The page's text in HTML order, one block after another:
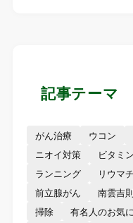
記事テーマ
がん治療 ウコン
ニオイ対策
ビタミ
ランニング
リウマチ
前立腺がん
南雲吉則
掃除
有名人のお気